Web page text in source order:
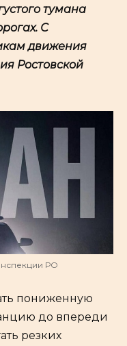
тумана
С
движения
Ростовской
РО
пониженную
до впереди
резких